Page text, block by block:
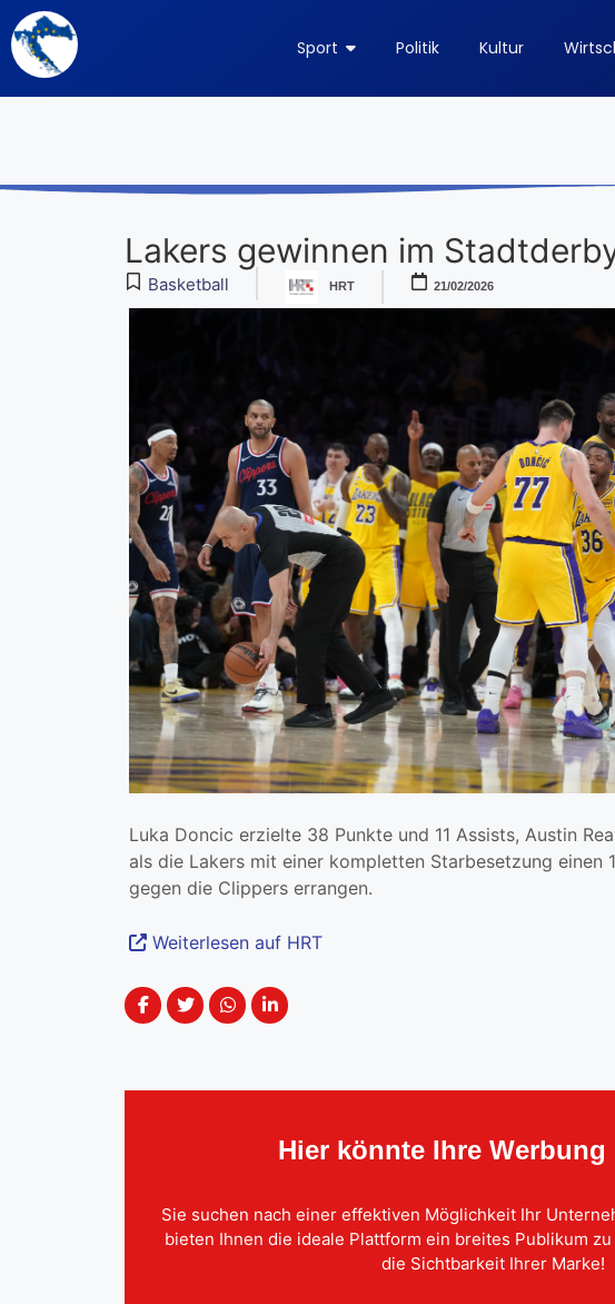
Sport Politik Kultur
Lakers gewinnen im
Basketball HRT 21/02/2026
Luka Doncic erzielte 38 Punkte und 11 Assists, Austin
als die Lakers mit einer kompletten Starbesetzung einen
gegen die Clippers errangen.
Weiterlesen auf HRT
Hier könnte Ihre Werbung
Sie suchen nach einer effektiven Möglichkeit Ihr
bieten Ihnen die ideale Plattform ein breites Publikum
die Sichtbarkeit Ihrer Marke!